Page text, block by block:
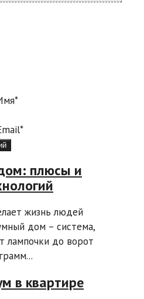
плюсы и
жизнь людей
дом – система,
лампочки до ворот
в квартире